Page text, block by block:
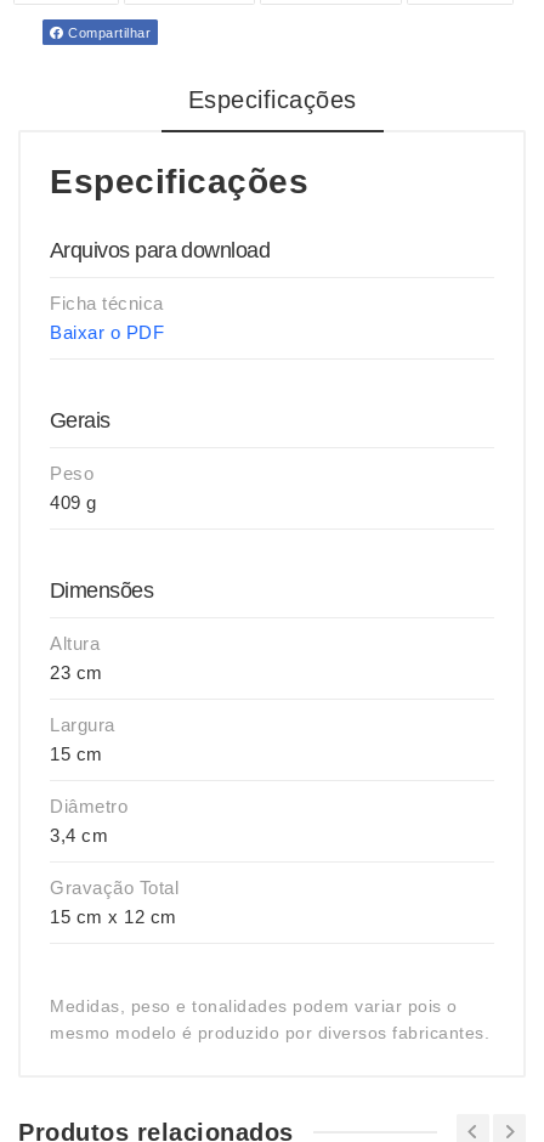
Compartilhar
Especificações
Especificações
Arquivos para download
Ficha técnica
Baixar o PDF
Gerais
Peso
409 g
Dimensões
Altura
23 cm
Largura
15 cm
Diâmetro
3,4 cm
Gravação Total
15 cm x 12 cm
Medidas, peso e tonalidades podem variar pois o
mesmo modelo é produzido por diversos fabricantes.
Produtos relacionados